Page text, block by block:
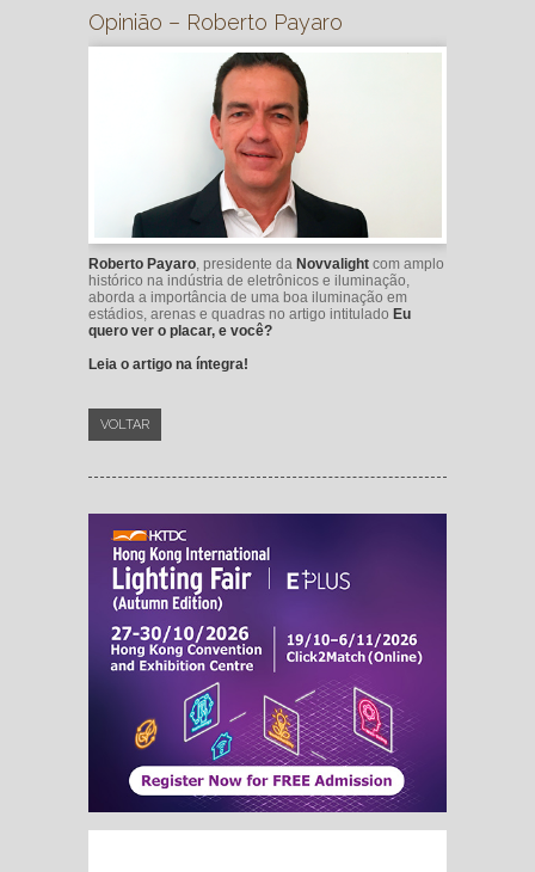
Opinião – Roberto Payaro
Roberto Payaro, presidente da Novvalight com amplo
histórico na indústria de eletrônicos e iluminação,
aborda a importância de uma boa iluminação em
estádios, arenas e quadras no artigo intitulado Eu
quero ver o placar, e você?
Leia o artigo na íntegra!
VOLTAR